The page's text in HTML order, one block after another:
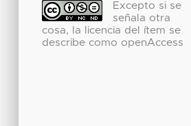
Excepto si se
señala otra
cosa, la licencia del ítem se
describe como openAccess